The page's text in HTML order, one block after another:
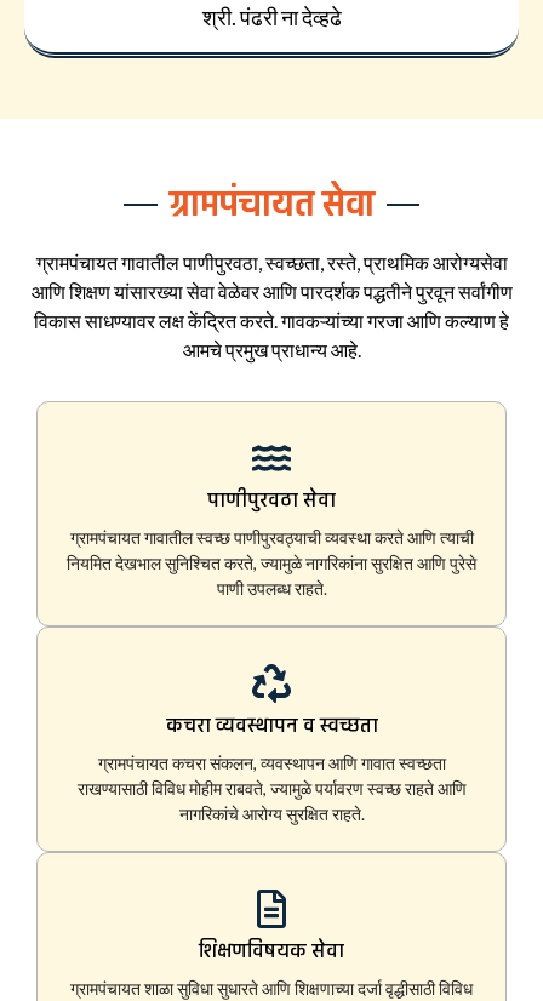
श्री. पंढरी ना देव्हढे
ग्रामपंचायत सेवा
ग्रामपंचायत गावातील पाणीपुरवठा, स्वच्छता, रस्ते, प्राथमिक आरोग्यसेवा
आणि शिक्षण यांसारख्या सेवा वेळेवर आणि पारदर्शक पद्धतीने पुरवून सर्वांगीण
विकास साधण्यावर लक्ष केंद्रित करते. गावकऱ्यांच्या गरजा आणि कल्याण हे
आमचे प्रमुख प्राधान्य आहे.
पाणीपुरवठा सेवा
ग्रामपंचायत गावातील स्वच्छ पाणीपुरवठ्याची व्यवस्था करते आणि त्याची
नियमित देखभाल सुनिश्चित करते, ज्यामुळे नागरिकांना सुरक्षित आणि पुरेसे
पाणी उपलब्ध राहते.
कचरा व्यवस्थापन व स्वच्छता
ग्रामपंचायत कचरा संकलन, व्यवस्थापन आणि गावात स्वच्छता
राखण्यासाठी विविध मोहीम राबवते, ज्यामुळे पर्यावरण स्वच्छ राहते आणि
नागरिकांचे आरोग्य सुरक्षित राहते.
शिक्षणविषयक सेवा
ग्रामपंचायत शाळा सुविधा सुधारते आणि शिक्षणाच्या दर्जा वृद्धीसाठी विविध